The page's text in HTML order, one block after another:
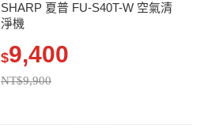
SHARP 夏普 FU-S40T-W 空氣清
淨機
$9,400
NT$9,900